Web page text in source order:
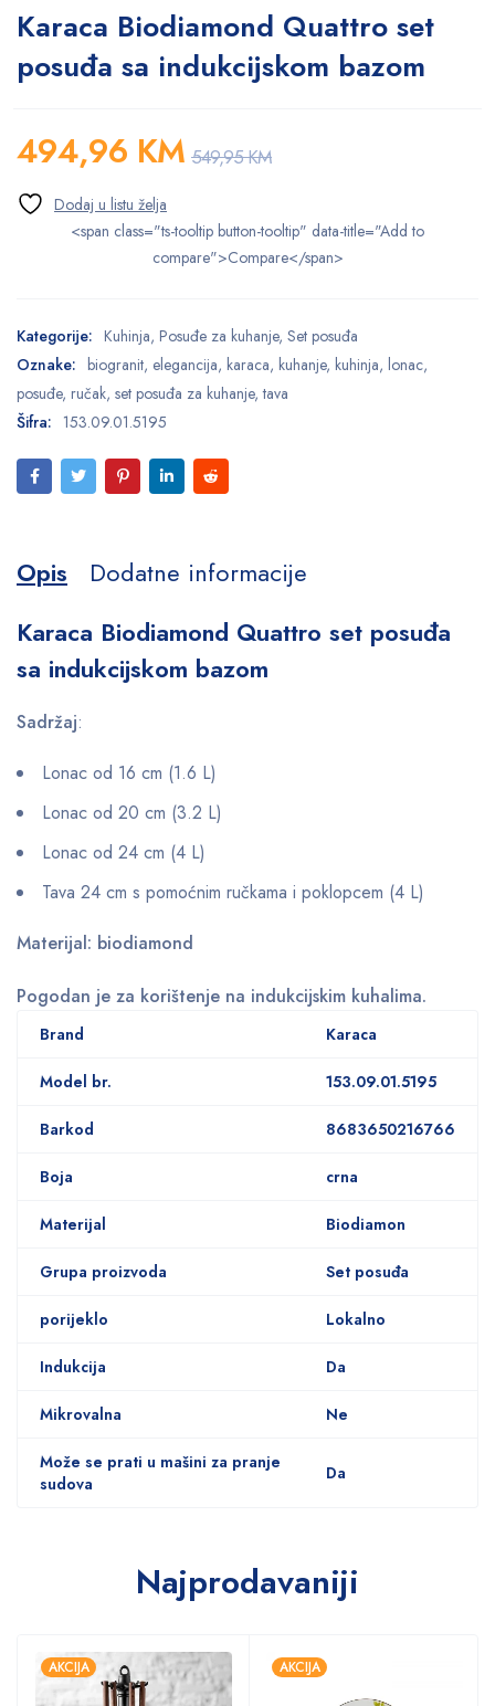
Karaca Biodiamond Quattro set
posuđa sa indukcijskom bazom
549,95KM
494,96 KM
<span class="ts-tooltip button-tooltip" data-title="Add to
compare">Compare</span>
Kategorije: Kuhinja, Posuđe za kuhanje, Set posuđa
Oznake: biogranit, elegancija, karaca, kuhanje, kuhinja, lonac,
posuđe, ručak, set posuđa za kuhanje,tava
Šifra: 153.09.01.5195
Opis
Dodatne informacije
Karaca Biodiamond Quattro set posuđa
sa indukcijskom bazom
Sadržaj:
Lonac od 16 cm (1.6 L)
Lonac od 20 cm (3.2 L)
Lonac od 24 cm (4 L)
Tava 24 cm s pomoćnim ručkama i poklopcem (4 L)
Materijal: biodiamond
Pogodan je za korištenje na indukcijskim kuhalima.
Brand Karaca
Model br. 153.09.01.5195
Barkod 8683650216766
Boja crna
Materijal Biodiamon
Grupa proizvoda Set posuđa
porijeklo Lokalno
Indukcija Da
Mikrovalna Ne
Može se prati u mašini za pranje
sudova
Da
Najprodavaniji
AKCIJA AKCIJA